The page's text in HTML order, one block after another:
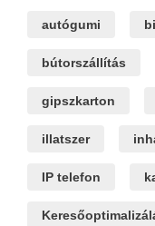
autógumi
bútorszállítás
gipszkarton
illatszer
IP telefon